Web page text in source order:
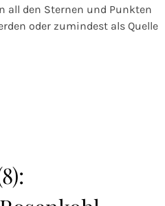
all den Sternen und Punkten
oder zumindest als Quelle